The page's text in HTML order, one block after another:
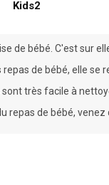
Kids2
de bébé. C'est sur
repas de bébé, elle se
très facile à
repas de bébé,